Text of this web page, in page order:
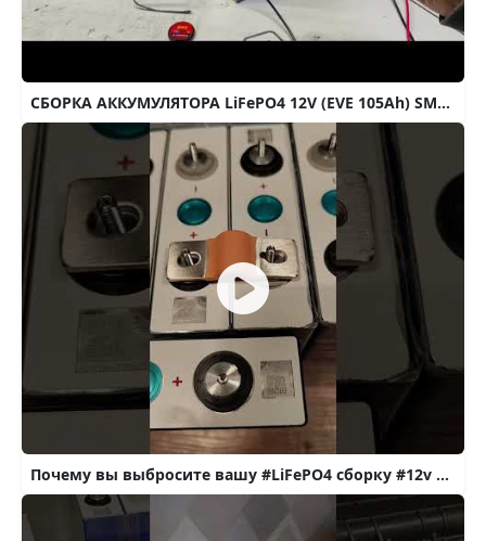
СБОРКА АККУМУЛЯТОРА LiFePO4 12V (EVE 105Ah) SMART BMS 100A common port
Почему вы выбросите вашу #LiFePO4 сборку #12v ровно через год. Как собрать хороший аккумулятор.